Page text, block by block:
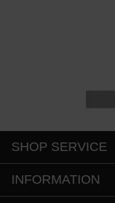
SHOP SERVICE
INFORMATION